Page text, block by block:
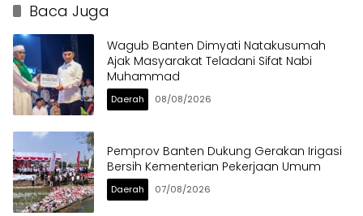
Baca Juga
Wagub Banten Dimyati Natakusumah
Ajak Masyarakat Teladani Sifat Nabi
Muhammad
Daerah 08/08/2026
Pemprov Banten Dukung Gerakan Irigasi
Bersih Kementerian Pekerjaan Umum
Daerah 07/08/2026